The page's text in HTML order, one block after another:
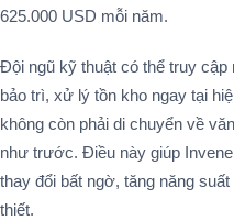
625.000 USD mỗi năm​.
Đội ngũ kỹ thuật có thể truy cập
bảo trì, xử lý tồn kho ngay tại
không còn phải di chuyển về
như trước. Điều này giúp
thay đổi bất ngờ, tăng năng
thiết.